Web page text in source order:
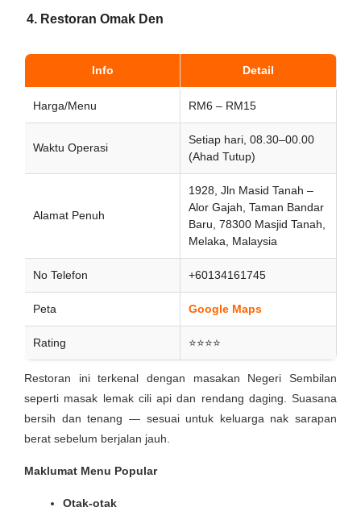
4. Restoran Omak Den
Info Detail
Harga/Menu RM6 – RM15
Waktu Operasi
Setiap hari, 08.30–00.00
(Ahad Tutup)
Alamat Penuh
1928, Jln Masid Tanah –
Alor Gajah, Taman Bandar
Baru, 78300 Masjid Tanah,
Melaka, Malaysia
No Telefon +60134161745
Peta Google Maps
Rating ⭐⭐⭐⭐
Restoran ini terkenal dengan masakan Negeri Sembilan
seperti masak lemak cili api dan rendang daging. Suasana
bersih dan tenang — sesuai untuk keluarga nak sarapan
berat sebelum berjalan jauh.
Maklumat Menu Popular
Otak-otak